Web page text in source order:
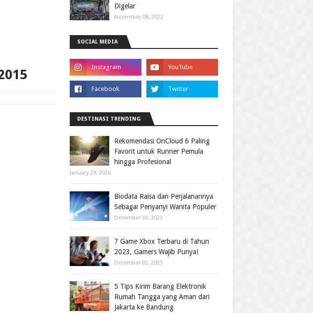
Digelar
November 08, 2022
SOCIAL MEDIA
DESTINASI TRENDING
Rekomendasi OnCloud 6 Paling
Favorit untuk Runner Pemula
hingga Profesional
January 29, 2026
Biodata Raisa dan Perjalanannya
Sebagai Penyanyi Wanita Populer
December 30, 2023
7 Game Xbox Terbaru di Tahun
2023, Gamers Wajib Punya!
December 02, 2023
5 Tips Kirim Barang Elektronik
Rumah Tangga yang Aman dari
Jakarta ke Bandung